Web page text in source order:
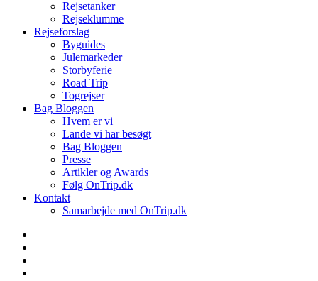
Rejsetanker
Rejseklumme
Rejseforslag
Byguides
Julemarkeder
Storbyferie
Road Trip
Togrejser
Bag Bloggen
Hvem er vi
Lande vi har besøgt
Bag Bloggen
Presse
Artikler og Awards
Følg OnTrip.dk
Kontakt
Samarbejde med OnTrip.dk